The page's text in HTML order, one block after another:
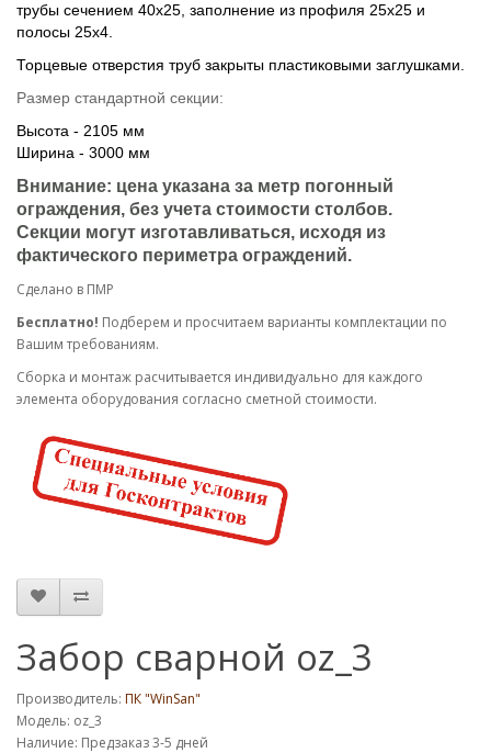
трубы сечением 40х25, заполнение из профиля 25х25 и
полосы 25х4.
Торцевые отверстия труб закрыты пластиковыми заглушками.
Размер стандартной секции:
Высота - 2105 мм
Ширина - 3000 мм
Внимание: цена указана за метр погонный
ограждения, без учета стоимости столбов.
Секции могут изготавливаться, исходя из
фактического периметра ограждений.
Сделано в ПМР
Бесплатно! Подберем и просчитаем варианты комплектации по
Вашим требованиям.
Cборка и монтаж расчитывается индивидуально для каждого
элемента оборудования согласно сметной стоимости.
Забор сварной oz_3
Производитель: ПК "WinSan"
Модель: oz_3
Наличие: Предзаказ 3-5 дней